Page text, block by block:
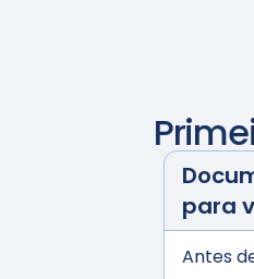
para
Antes